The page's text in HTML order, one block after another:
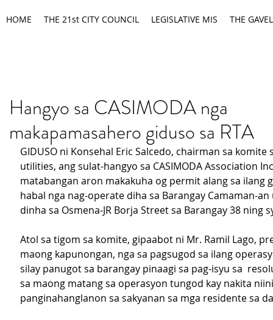
HOME THE 21st CITY COUNCIL LEGISLATIVE MIS THE GAVEL
Hangyo sa CASIMODA nga
makapamasahero giduso sa RTA
GIDUSO ni Konsehal Eric Salcedo, chairman sa komite
utilities, ang sulat-hangyo sa CASIMODA Association
matabangan aron makakuha og permit alang sa ilang
habal nga nag-operate diha sa Barangay Camaman-
dinha sa Osmena-JR Borja Street sa Barangay 38 ning
Atol sa tigom sa komite, gipaabot ni Mr. Ramil Lago,
maong kapunongan, nga sa pagsugod sa ilang
silay panugot sa barangay pinaagi sa pag-isyu sa
sa maong matang sa operasyon tungod kay nakita
panginahanglanon sa sakyanan sa mga residente sa